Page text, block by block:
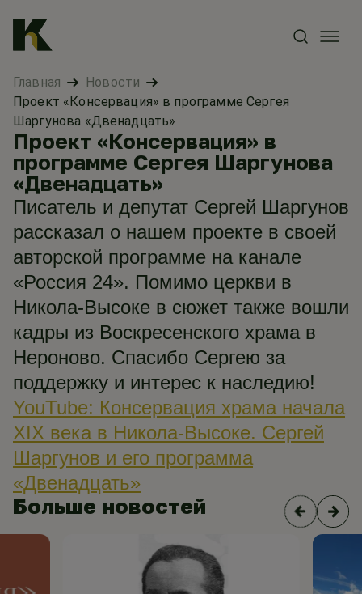
Главная
Новости
Проект «Консервация» в программе Сергея
Шаргунова «Двенадцать»
Проект «Консервация» в
программе Сергея Шаргунова
«Двенадцать»
Писатель и депутат Сергей Шаргунов
рассказал о нашем проекте в своей
авторской программе на канале
«Россия 24». Помимо церкви в
Никола-Высоке в сюжет также вошли
кадры из Воскресенского храма в
Нероново. Спасибо Сергею за
поддержку и интерес к наследию!
YouTube: Консервация храма начала
XIX века в Никола-Высоке. Сергей
Шаргунов и его программа
«Двенадцать»
Больше новостей